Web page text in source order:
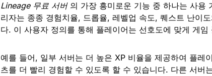
Lineage 무료 서버 의 가장 흥미로운 기능 중 하나는 사용
리자는 종종 경험치율, 드롭율, 레벨업 속도, 퀘스트 난이
다. 이 사용자 정의를 통해 플레이어는 선호도에 맞게 게
예를 들어, 일부 서버는 더 높은 XP 비율을 제공하여 플레
츠를 더 빨리 경험할 수 있도록 할 수 있습니다. 다른 서버